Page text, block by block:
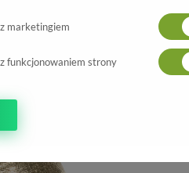
marketingiem
funkcjonowaniem strony